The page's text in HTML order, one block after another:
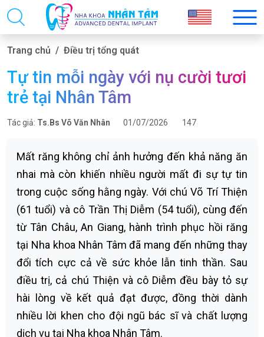
Trang chủ Điều trị tổng quát
Tự tin mỗi ngày với nụ cười tươi
trẻ tại Nhân Tâm
Tác giả: Ts.Bs Võ Văn Nhân 01/07/2026 147
Mất răng không chỉ ảnh hưởng đến khả năng ăn
nhai mà còn khiến nhiều người mất đi sự tự tin
trong cuộc sống hằng ngày. Với chú Võ Trí Thiện
(61 tuổi) và cô Trần Thị Diễm (54 tuổi), cùng đến
từ Tân Châu, An Giang, hành trình phục hồi răng
tại Nha khoa Nhân Tâm đã mang đến những thay
đổi tích cực cả về sức khỏe lẫn tinh thần. Sau
điều trị, cả chú Thiện và cô Diễm đều bày tỏ sự
hài lòng về kết quả đạt được, đồng thời dành
nhiều lời khen cho đội ngũ bác sĩ và chất lượng
dịch vụ tại Nha khoa Nhân Tâm.